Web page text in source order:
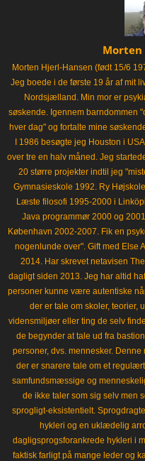
Morten
Morten Hjerl-Hansen (født 15/6
Jeg boede i de første 19 år af mit
Nordsjælland. Min mor er
søskende. Igennem barndommen
hver dag" og fortalte mine
I 1986 besøgte jeg Houston i
over tre en halv måned. Jeg
20 større projekter indtil jeg
Gymnasieskole 1992. Ry
Læste filosofi 1995-2000 i
Java programmør 2000 og
København 2002-2007. Fik en
nogenlunde over". Gift med Else
2014. Har skrevet netavisen
dagligt siden 2013. Jeg har altid
personer kunne være autentiske
der er tale om skoler, teorier,
vidensmiljøer eller ting de selv
de begynder at tale ud fra
personer, dvs. mennesker.
der er snarere tale om et
samfundsmæssige og
de ikke taler som sig selv men
sprogligt-eksistentielt.
hykleri og en uklædelig
dagligsprogsforankrede hykleri i
faktisk farligt på mange leder og